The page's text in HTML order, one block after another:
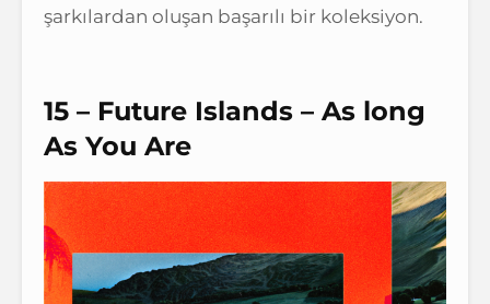
şarkılardan oluşan başarılı bir koleksiyon.
15 – Future Islands – As long
As You Are